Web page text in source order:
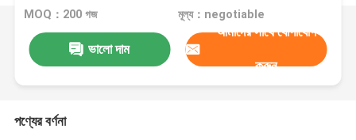
MOQ：200 গজ মূল্য：negotiable
ভালো দাম
আমাদের সাথে যোগাযোগ
করুন
পণ্যের বর্ণনা